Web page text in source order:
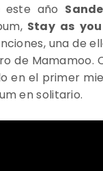
este año
Stay as
una de
de Mamamoo.
en el primer
en solitario.